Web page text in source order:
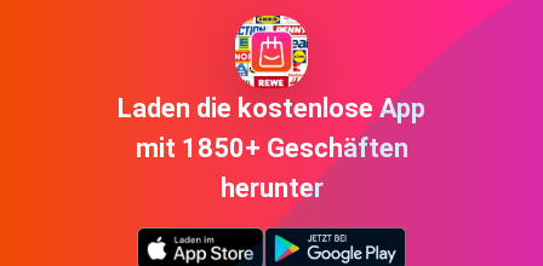
Laden die kostenlose App
mit 1850+ Geschäften
herunter